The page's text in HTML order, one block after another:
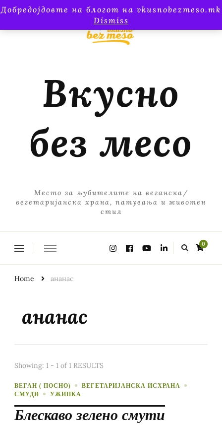
Добредојдовте на блогот на vkusnobezmeso.mk
Dismiss
Вкусно
без месо
Место за љубителите на веганска/
вегетаријанска храна, патувања и животен
стил
0
Home ананас
ананас
Showing: 1 - 1 of 1 RESULTS
ВЕГАН ( ПОСНО)
ВЕГЕТАРИЈАНСКА ИСХРАНА
СМУДИ
УЖИНКА
Блескаво зелено смути